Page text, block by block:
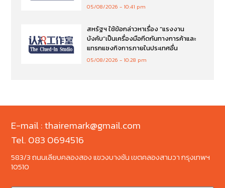
05/08/2026 10:41 pm
สหรัฐฯ ใช้ข้อกล่าวหาเรื่อง “แรงงาน
บังคับ”เป็นเครื่องมือกีดกันทางการค้าและ
แทรกแซงกิจการภายในประเทศอื่น
05/08/2026 10:28 pm
E-mail : thairemark@gmail.com
Tel. 083 0694516
583/3 ถนนเลียบคลองสอง แขวงบางชัน เขตคลองสามวา กรุงเทพฯ
10510